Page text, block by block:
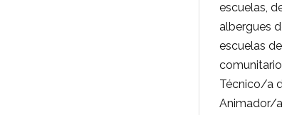
escuelas,
albergues
escuelas
Técnico/a
Animador/